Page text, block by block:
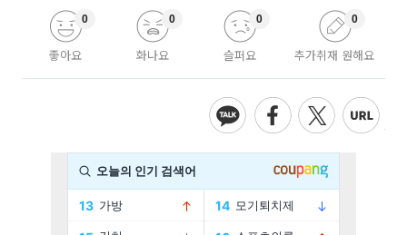
좋아요
0
화나요
0
슬퍼요
0
추가취재 원해요
0